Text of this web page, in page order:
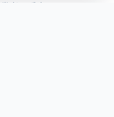
者阿乐出品